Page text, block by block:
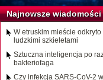
Najnowsze wiadomości
W etruskim mieście
ludzkimi szkieletami
Sztuczna inteligencja po
bakteriofaga
Czy infekcja SARS-CoV-2